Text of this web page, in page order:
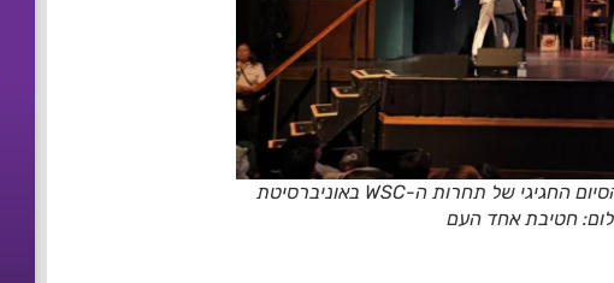
גאווה ישראלית: הנפת דגל ישראל בטקס הסיום החגיגי של תחרות ה-WSC באוניברסיטת